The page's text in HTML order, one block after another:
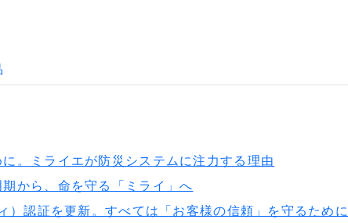
。ミライエが防災システムに注力する理由
から、命を守る「ミライ」へ
）認証を更新。すべては「お客様の信頼」を守るために